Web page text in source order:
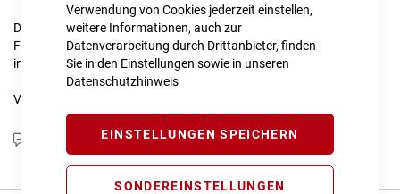
Verwendung von Cookies jederzeit einstellen,
weitere Informationen, auch zur
Datenverarbeitung durch Drittanbieter, finden
Sie in den Einstellungen sowie in unseren
Datenschutzhinweis
EINSTELLUNGEN SPEICHERN
SONDEREINSTELLUNGEN
Dieser Artikel ist nicht verfügbar.
Für Anfragen zur Verfügbarkeit schreiben Sie uns gerne an
info@cube-store-regensburg.de
Vergleichsliste:
Produktanfrage stellen